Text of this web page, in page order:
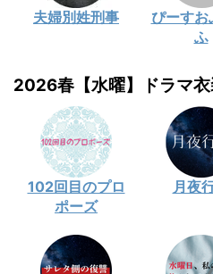
夫婦別姓刑事
ぴーすお
ふ
2026春【水曜】ドラマ
102回目のプロ
ポーズ
月夜